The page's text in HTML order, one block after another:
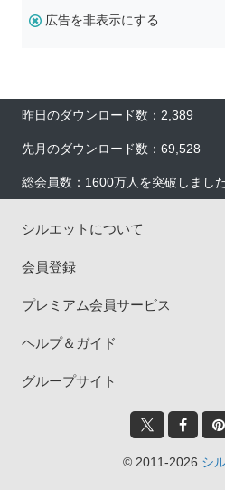
広告を非表示にする
昨日のダウンロード数：2,389
先月のダウンロード数：69,528
総会員数：1600万人を突破しました
シルエットについて
会員登録
プレミアム会員サービス
ヘルプ＆ガイド
グループサイト
© 2011-2026 シ